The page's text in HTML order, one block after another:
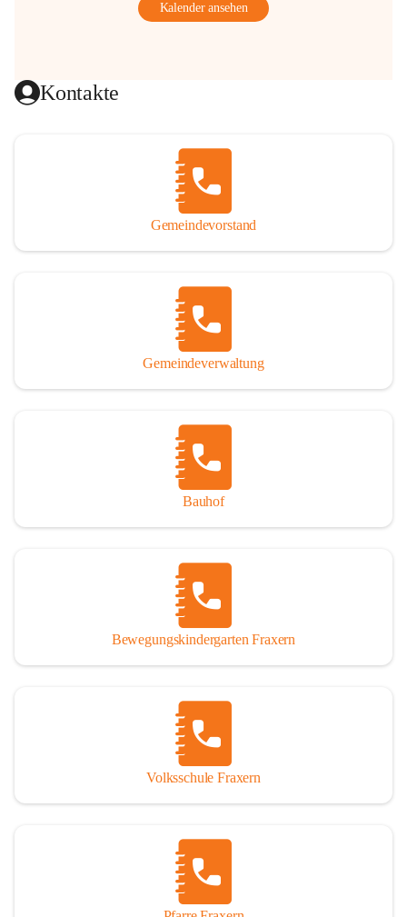
Kalender ansehen
Kontakte
Gemeindevorstand
Gemeindeverwaltung
Bauhof
Bewegungskindergarten Fraxern
Volksschule Fraxern